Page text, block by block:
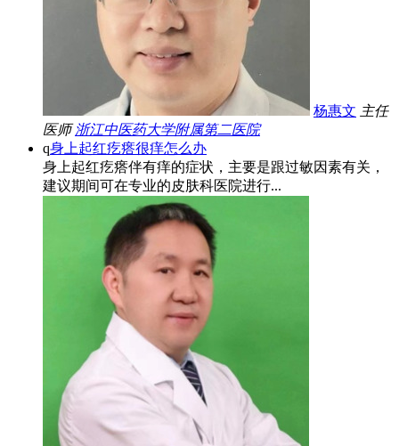
杨惠文 主任
医师 浙江中医药大学附属第二医院
q身上起红疙瘩很痒怎么办
身上起红疙瘩伴有痒的症状，主要是跟过敏因素有关，
建议期间可在专业的皮肤科医院进行...